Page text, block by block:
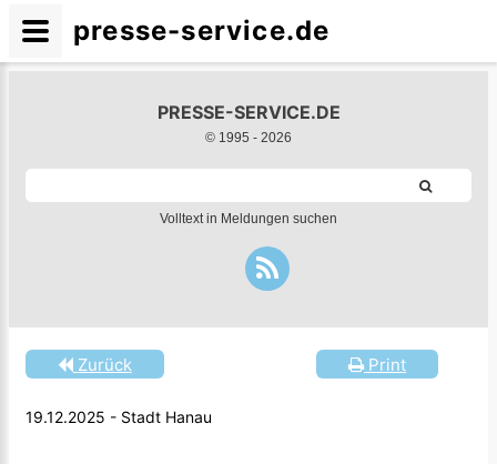
PRESSE-SERVICE.DE
© 1995 - 2026
Volltext in Meldungen suchen
Print
Zurück
19.12.2025 - Stadt Hanau
presse-service.de